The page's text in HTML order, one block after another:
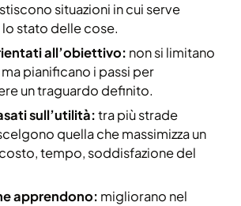
situazioni in cui serve
stato delle cose.
all’obiettivo: non si limitano
pianificano i passi per
un traguardo definito.
sull’utilità:tra più strade
quella che massimizza un
tempo, soddisfazione del
apprendono: migliorano nel